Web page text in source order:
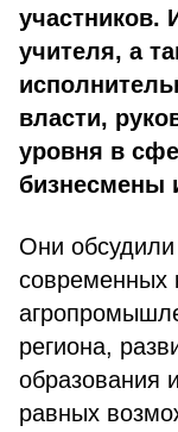
участников.
учителя, а
власти,
уровня в
бизнесмены
Они обсудили
современных
региона,
образования
равных